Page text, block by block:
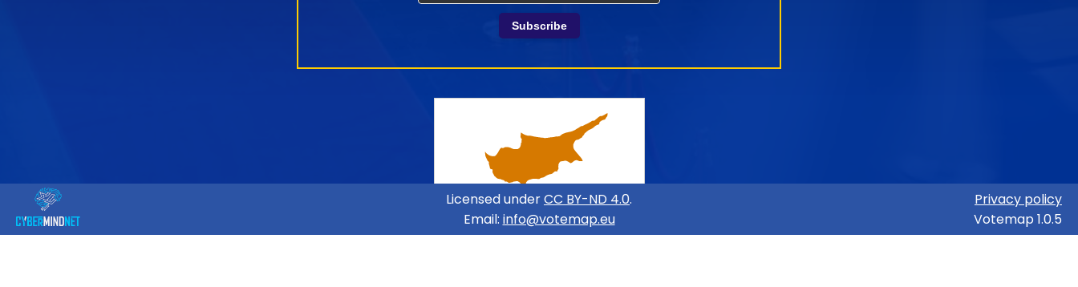
Subscribe
Licensed underCC BY-ND 4.0.
Email: info@votemap.eu
Privacy policy
Votemap 1.0.5